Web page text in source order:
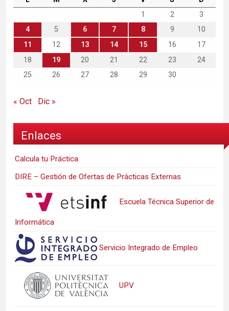
1
2
3
4
5 6 7 8 9
10
11
12 13 14 15 16
17
18
19 20 21 22 23
24
25
26 27 28 29 30
« Oct Dic »
Enlaces
Calcula tu Práctica
DIRE – Gestión de Ofertas de Prácticas Externas
Escuela Técnica Superior de
Informática
Servicio Integrado de Empleo
UPV